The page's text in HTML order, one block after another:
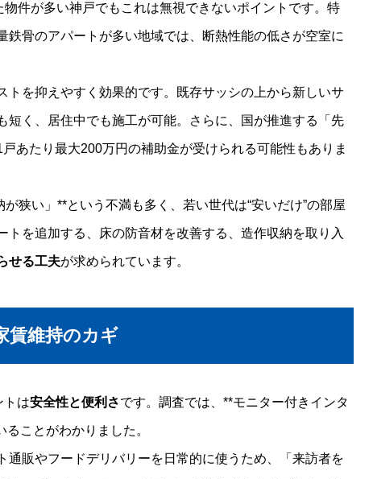
物件が多い神戸でもこれは無視できないポイントです。特
鉄骨のアパートが多い地域では、断熱性能の低さが空室に
トを抑えやすく効果的です。既存サッシの上から新しいサ
短く、居住中でも施工が可能。さらに、国が推進する「先
あたり最大200万円の補助金が受けられる可能性もありま
狭い」**という不満も多く、若い世代は“安いだけ”の部屋
トを追加する、床の防音材を改善する、造作収納を取り入
せる工夫が求められています。
賃維持のカギ
トは安全性と便利さです。調査では、**モニター付きインタ
ことがわかりました。
通販やフードデリバリーを日常的に使うため、「来訪者を